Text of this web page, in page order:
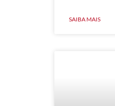
SAIBA MAIS